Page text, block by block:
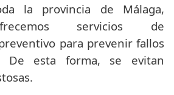
la provincia de Málaga,
servicios de
para prevenir fallos
esta forma, se evitan